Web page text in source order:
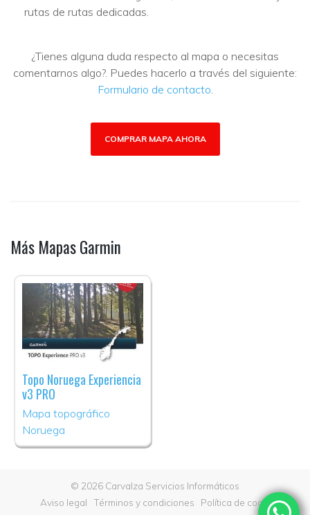
rutas de rutas dedicadas.
¿Tienes alguna duda respecto al mapa o necesitas
comentarnos algo?. Puedes hacerlo a través del siguiente:
Formulario de contacto.
COMPRAR MAPA AHORA
Más Mapas Garmin
Topo Noruega Experiencia
v3 PRO
Mapa topográfico
Noruega
© 2026 Carvalza Servicios Informáticos
Aviso legal Términos y condiciones
Política de cookies